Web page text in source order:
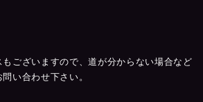
ございますので、道が分からない場合など
い合わせ下さい。